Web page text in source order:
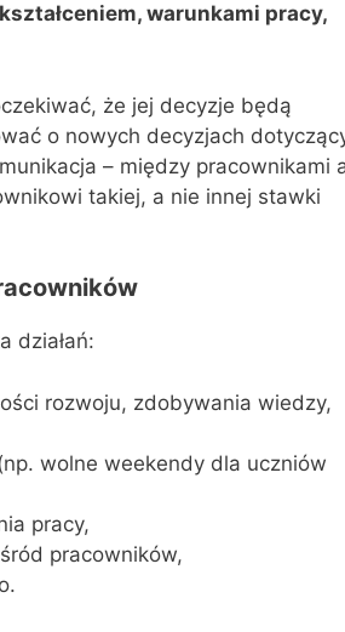
warunkami pracy,
że jej decyzje będą
o nowych decyzjach
– między pracownikami
takiej, a nie innej stawki
działań:
rozwoju, zdobywania wiedzy,
wolne weekendy dla uczniów
pracy,
pracowników,